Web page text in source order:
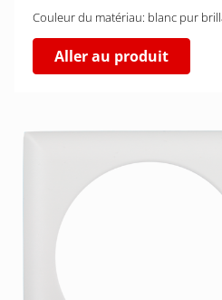
Couleur du matériau: blanc pur
Aller au produit